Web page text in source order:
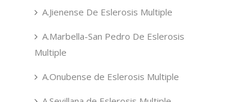
A.Jienense De Eslerosis Multiple
A.Marbella-San Pedro De Eslerosis
Multiple
A.Onubense de Eslerosis Multiple